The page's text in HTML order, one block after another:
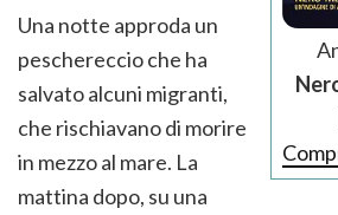
Una notte approda un
peschereccio che ha
salvato alcuni migranti,
che rischiavano di morire
in mezzo al mare. La
mattina dopo, su una